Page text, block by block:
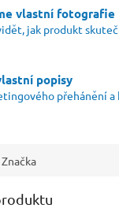
vlastní fotografie
jak produkt
popisy
přehánění a
Značka